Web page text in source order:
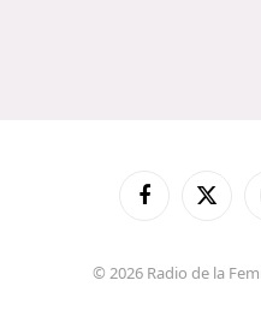
FacebookX
© 2026 Radio de la